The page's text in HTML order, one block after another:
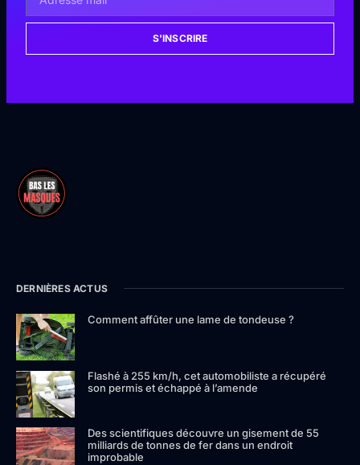
S'INSCRIRE
DERNIÈRES ACTUS
Comment affûter une lame de tondeuse ?
Flashé à 255 km/h, cet automobiliste a récupéré
son permis et échappé à l’amende
Des scientifiques découvre un gisement de 55
milliards de tonnes de fer dans un endroit
improbable